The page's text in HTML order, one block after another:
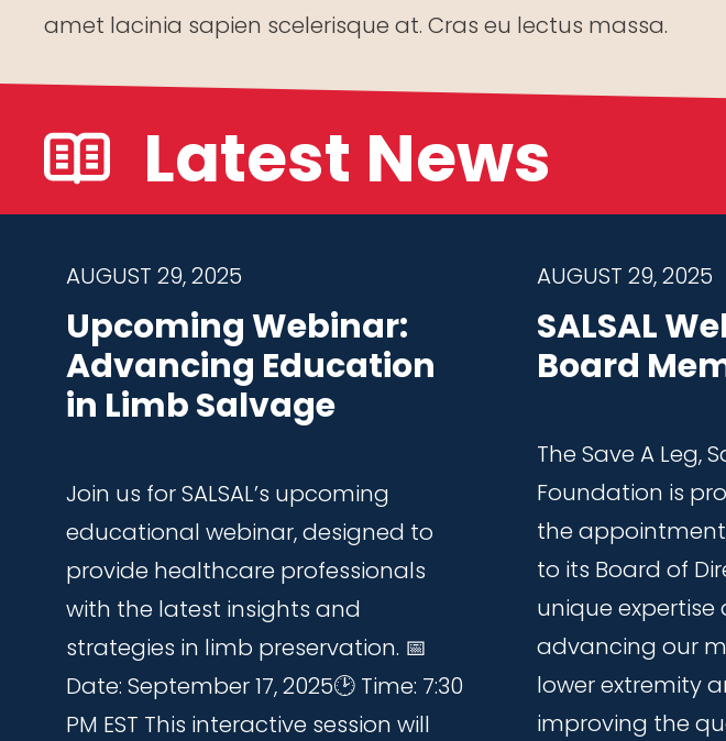
amet lacinia sapien scelerisque at. Cras eu lectus massa.
Latest News
AUGUST 29, 2025
Upcoming Webinar:
Advancing Education
in Limb Salvage
Join us for SALSAL’s upcoming
educational webinar, designed to
provide healthcare professionals
with the latest insights and
strategies in limb preservation. 📅
Date: September 17, 2025🕑 Time: 7:30
PM EST This interactive session will
AUGUST 29, 2025
SALSAL
Board
The Save A Leg,
Foundation is
the
to its Board of
unique
advancing our
lower extremity
improving the